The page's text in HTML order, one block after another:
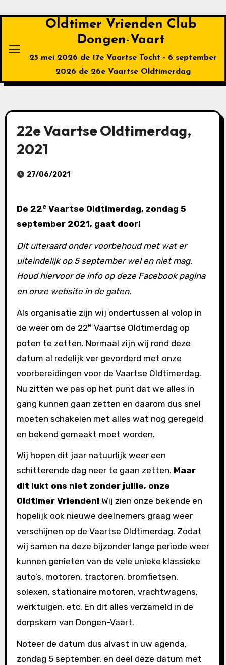
inhoud
Oldtimer Vrienden Club
Dongen-Vaart
25 mei 2026 de 17e Vaartse Tocht - 6 september
2026 de 26e Vaartse Oldtimerdag
22e Vaartse Oldtimerdag,
2021
27/06/2021
De 22eVaartse Oldtimerdag, zondag 5
september 2021, gaat door!
Dit uiteraard onder voorbehoud met wat er
uiteindelijk op 5 september wel en niet mag.
Houd hiervoor de info op deze Facebook pagina
en onze website in de gaten.
Als organisatie zijn wij ondertussen al volop in
de weer om de 22e Vaartse Oldtimerdag op
poten te zetten. Normaal zijn wij rond deze
datum al redelijk ver gevorderd met onze
voorbereidingen voor de Vaartse Oldtimerdag.
Nu zitten we pas op het punt dat we alles in
gang kunnen gaan zetten en daarom dus snel
moeten schakelen met alles wat nog geregeld
en bekend gemaakt moet worden.
Wij hopen dit jaar natuurlijk weer een
schitterende dag neer te gaan zetten. Maar
dit lukt ons niet zonder jullie, onze
Oldtimer Vrienden! Wij zien onze bekende en
hopelijk ook nieuwe deelnemers graag weer
verschijnen op de Vaartse Oldtimerdag. Zodat
wij samen na deze bijzonder lange periode weer
kunnen genieten van de vele unieke klassieke
auto’s, motoren, tractoren, bromfietsen,
solexen, stationaire motoren, vrachtwagens,
werktuigen, etc. En dit alles verzameld in de
dorpskern van Dongen-Vaart.
Noteer de datum dus alvast in uw agenda,
zondag 5 september, en deel deze datum met